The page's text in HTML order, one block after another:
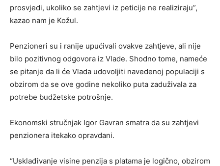
prosvjedi, ukoliko se zahtjevi iz peticije ne realiziraju”,
kazao nam je Kožul.
Penzioneri su i ranije upućivali ovakve zahtjeve, ali nije
bilo pozitivnog odgovora iz Vlade. Shodno tome, nameće
se pitanje da li će Vlada udovoljiti navedenoj populaciji s
obzirom da se ove godine nekoliko puta zaduživala za
potrebe budžetske potrošnje.
Ekonomski stručnjak Igor Gavran smatra da su zahtjevi
penzionera itekako opravdani.
“Usklađivanje visine penzija s platama je logično, obzirom